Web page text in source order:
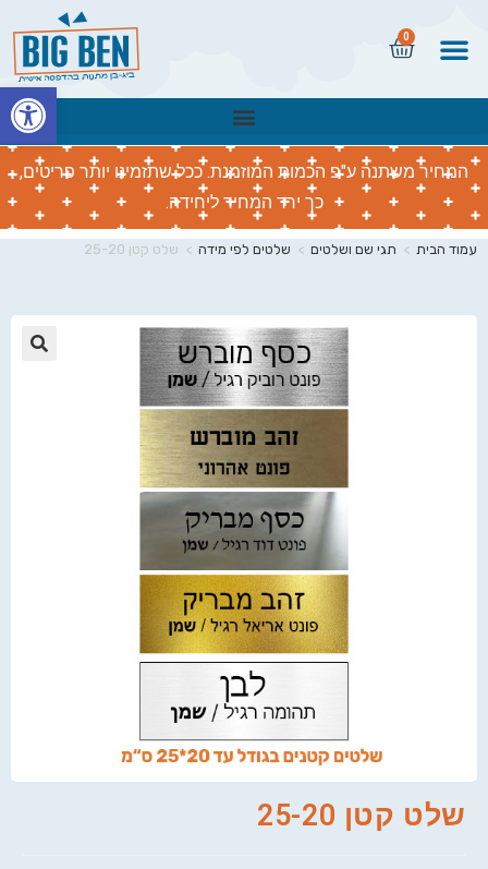
0
המחיר משתנה ע"פ הכמות המוזמנת. ככל שתזמינו יותר פריטים,
כך ירד המחיר ליחידה.
עמוד הבית > תגי שם ושלטים > שלטים לפי מידה > שלט קטן 25-20
שלט קטן 25-20